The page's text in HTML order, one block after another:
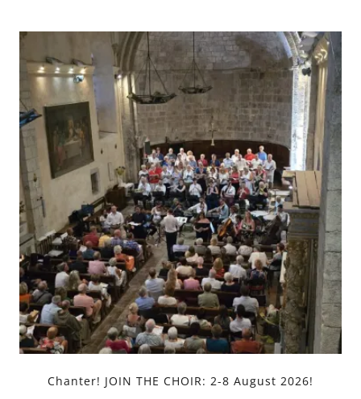
Chanter! JOIN THE CHOIR: 2-8 August 2026!